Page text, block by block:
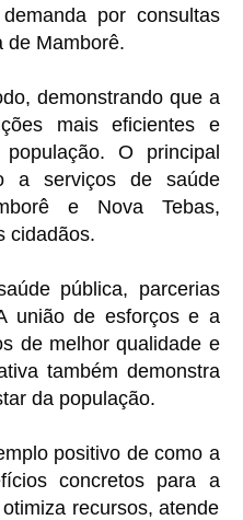
por consultas
de Mamborê.
demonstrando que a
mais eficientes e
O principal
a serviços de saúde
e Nova Tebas,
cidadãos.
pública, parcerias
união de esforços e a
de melhor qualidade e
também demonstra
da população.
positivo de como a
concretos para a
recursos, atende